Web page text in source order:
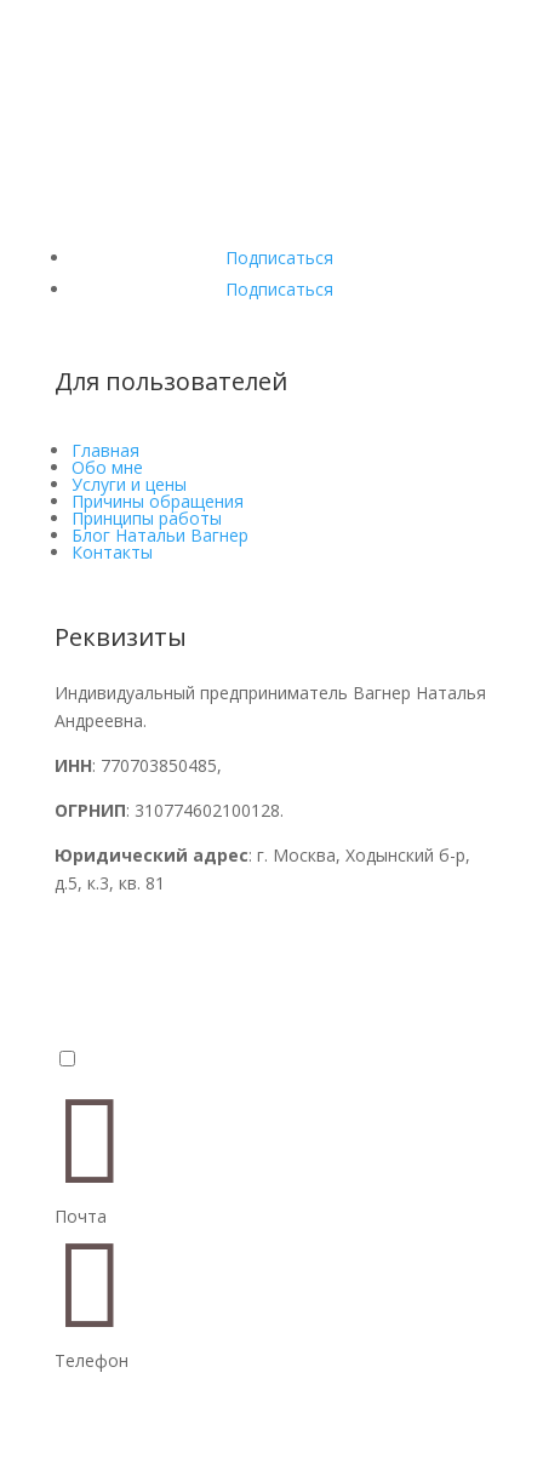
Подписаться
Подписаться
Для пользователей
Главная
Обо мне
Услуги и цены
Причины обращения
Принципы работы
Блог Натальи Вагнер
Контакты
Реквизиты
Индивидуальный предприниматель Вагнер Наталья
Андреевна.
ИНН: 770703850485,
ОГРНИП: 310774602100128.
Юридический адрес: г. Москва, Ходынский б-р,
д.5, к.3, кв. 81

Почта

Телефон